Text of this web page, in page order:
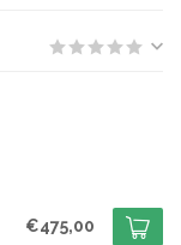
€475,00